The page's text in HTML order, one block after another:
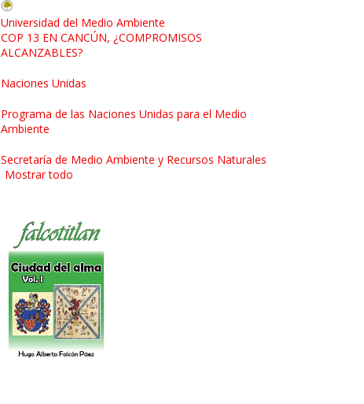
Universidad del Medio Ambiente
COP 13 EN CANCÚN, ¿COMPROMISOS
ALCANZABLES?
Naciones Unidas
Programa de las Naciones Unidas para el Medio
Ambiente
Secretaría de Medio Ambiente y Recursos Naturales
Mostrar todo